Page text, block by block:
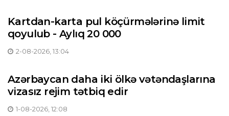
Kartdan-karta pul köçürmələrinə limit
qoyulub - Aylıq 20 000
2-08-2026, 13:04
Azərbaycan daha iki ölkə vətəndaşlarına
vizasız rejim tətbiq edir
1-08-2026, 12:08